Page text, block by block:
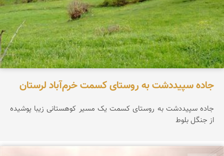
جاده سپیددشت به روستای کسمت خرم‌آباد لرستان
جاده سپیددشت به روستای کسمت یک مسیر کوهستانی زیبا پوشیده
از جنگل بلوط